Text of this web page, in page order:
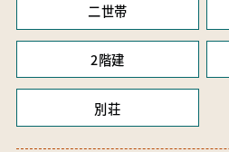
二世帯
2階建
別荘